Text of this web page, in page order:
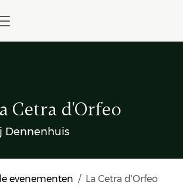
Cetra d'Orfeo
Dennenhuis
evenementen La Cetra d'Orfeo